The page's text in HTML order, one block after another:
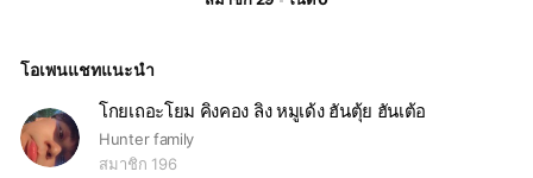
โอเพนแชทแนะนำ
โกยเถอะโยม คิงคอง ลิง หมูเด้ง ฮันตุ้ย ฮันเต้อ
Hunter family
สมาชิก 196